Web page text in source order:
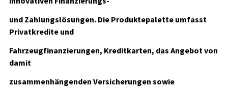
und Zahlungslösungen. Die Produktepalette umfasst
Privatkredite und
Fahrzeugfinanzierungen, Kreditkarten, das Angebot von
damit
zusammenhängenden Versicherungen sowie